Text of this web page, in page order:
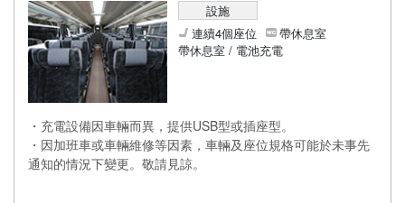
設施
連續4個座位
帶休息室
帶休息室 / 電池充電
・充電設備因車輛而異，提供USB型或插座型。
・因加班車或車輛維修等因素，車輛及座位規格可能於未事先
通知的情況下變更。敬請見諒。